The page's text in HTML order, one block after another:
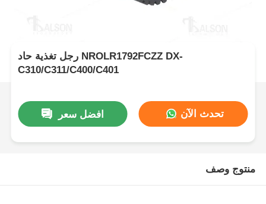
رجل تغذية حاد NROLR1792FCZZ DX-
C310/C311/C400/C401
افضل سعر تحدث الآن
منتوج وصف